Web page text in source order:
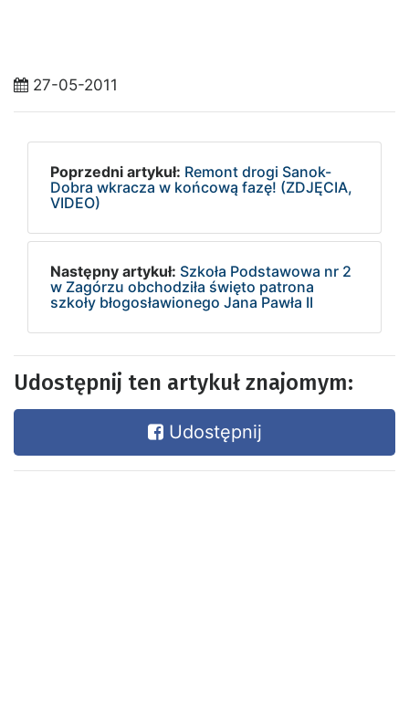
27-05-2011
Poprzedni artykuł: Remont drogi Sanok-
Dobra wkracza w końcową fazę! (ZDJĘCIA,
VIDEO)
Następny artykuł: Szkoła Podstawowa nr 2
w Zagórzu obchodziła święto patrona
szkoły błogosławionego Jana Pawła II
Udostępnij ten artykuł znajomym:
Udostępnij